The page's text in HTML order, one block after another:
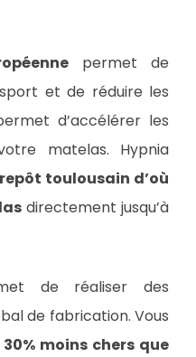
permet de
et de réduire les
d’accélérer les
matelas. Hypnia
toulousain d’où
directement jusqu’à
de réaliser des
de fabrication. Vous
30% moins chers que